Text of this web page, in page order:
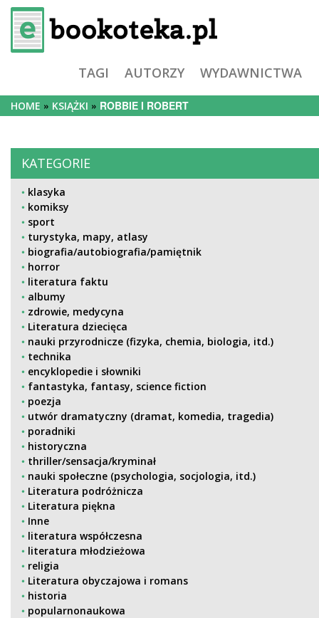
TAGI AUTORZY WYDAWNICTWA
HOME KSIĄŻKI ROBBIE I ROBERT
KATEGORIE
klasyka
komiksy
sport
turystyka, mapy, atlasy
biografia/autobiografia/pamiętnik
horror
literatura faktu
albumy
zdrowie, medycyna
Literatura dziecięca
nauki przyrodnicze (fizyka, chemia, biologia, itd.)
technika
encyklopedie i słowniki
fantastyka, fantasy, science fiction
poezja
utwór dramatyczny (dramat, komedia, tragedia)
poradniki
historyczna
thriller/sensacja/kryminał
nauki społeczne (psychologia, socjologia, itd.)
Literatura podróżnicza
Literatura piękna
Inne
literatura współczesna
literatura młodzieżowa
religia
Literatura obyczajowa i romans
historia
popularnonaukowa